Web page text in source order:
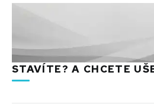
STAVÍTE? A CHCETE